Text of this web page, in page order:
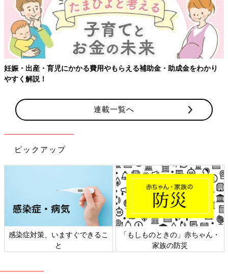
妊娠・出産・育児にかかる費用やもらえる補助金・助成金をわかり
やすく解説！
連載一覧へ
ピックアップ
感染症対策、いますぐできるこ
と
「もしものときの」赤ちゃん・
家族の防災